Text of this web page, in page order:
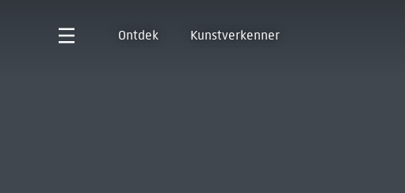
Ontdek Kunstverkenner